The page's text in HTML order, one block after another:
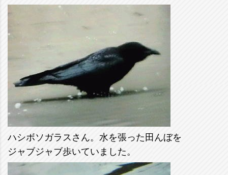
ハシボソガラスさん。水を張った田んぼを
ジャブジャブ歩いていました。